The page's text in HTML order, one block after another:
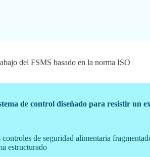
del FSMS basado en la norma ISO
de control diseñado para resistir un
controles de seguridad alimentaria
estructurado